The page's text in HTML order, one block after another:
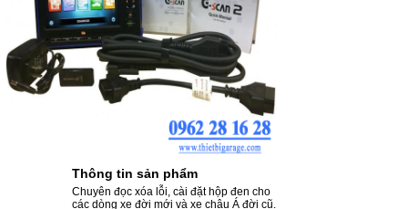
Thông tin sản phẩm
Chuyên đọc xóa lỗi, cài đặt hộp đen cho
các dòng xe đời mới và xe châu Á đời cũ.